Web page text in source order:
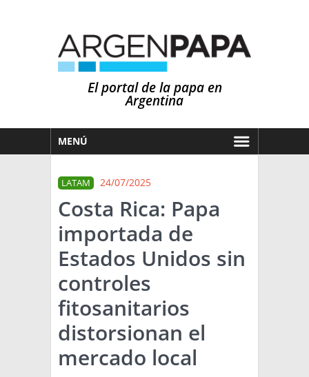
El portal de la papa en
Argentina
MENÚ
MERCADOS
NOTICIAS
EN ESPAÑOL
OTROS IDIOMAS
CLIMA
PRONÓSTICO
LLUVIAS
ARGENTINA
EL MUNDO
TÉCNICA
PRODUCCION
LATAM 24/07/2025
Costa Rica: Papa
importada de
Estados Unidos sin
controles
fitosanitarios
distorsionan el
mercado local